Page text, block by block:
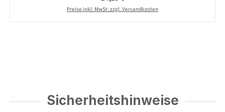
Preise inkl. MwSt. zzgl. Versandkosten
Sicherheitshinweise